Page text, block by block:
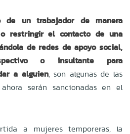
de un trabajador de manera
restringir el contacto de una
de redes de apoyo social,
o insultante para
a alguien, son algunas de las
serán sancionadas en el
a mujeres temporeras, la